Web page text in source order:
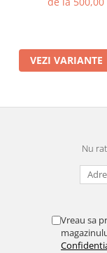
VEZI VARIANTE
Nu
Vreau sa